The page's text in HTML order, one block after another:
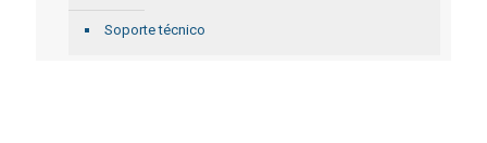
Soporte técnico